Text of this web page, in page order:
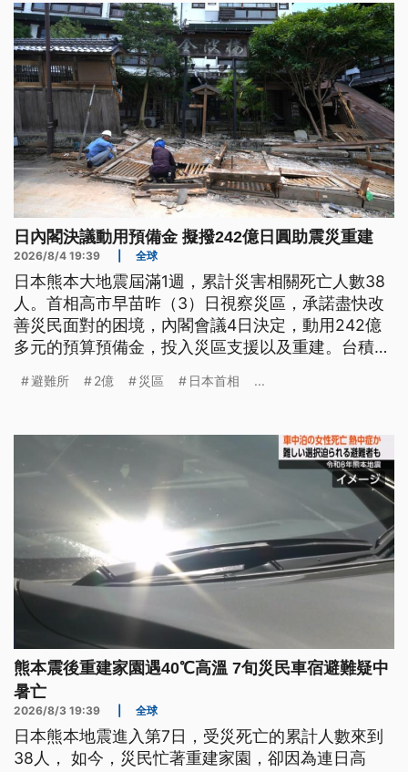
日內閣決議動用預備金 擬撥242億日圓助震災重建
2026/8/4 19:39 全球
日本熊本大地震屆滿1週，累計災害相關死亡人數38
人。首相高市早苗昨（3）日視察災區，承諾盡快改
善災民面對的困境，內閣會議4日決定，動用242億
多元的預算預備金，投入災區支援以及重建。台積電
款2億5000萬日圓，用於賑災行動。
避難所 2億 災區 日本首相 ...
熊本震後重建家園遇40℃高溫 7旬災民車宿避難疑中
暑亡
2026/8/3 19:39 全球
日本熊本地震進入第7日，受災死亡的累計人數來到
38人， 如今，災民忙著重建家園，卻因為連日高